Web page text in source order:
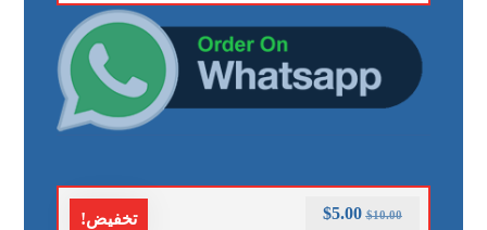
تخفيض! $10.00
$5.00